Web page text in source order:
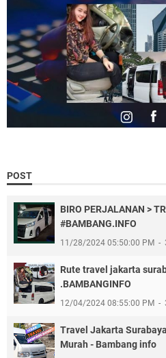
POST
BIRO PERJALANAN >
#BAMBANG.INFO
11/28/2024 05:50:00 PM
Rute travel jakarta
.BAMBANGINFO
12/04/2024 08:55:00 PM
Travel Jakarta
Murah - Bambang info